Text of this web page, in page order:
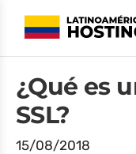
¿Qué es
SSL?
15/08/2018